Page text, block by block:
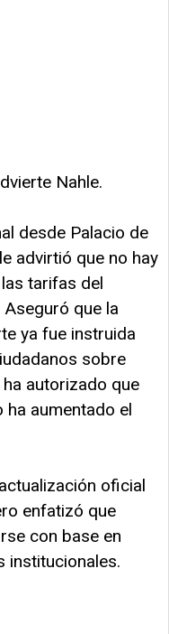
Nahle.
desde Palacio de
advirtió que no hay
tarifas del
que la
ya fue instruida
sobre
autorizado que
ha aumentado el
oficial
enfatizó que
con base en
institucionales.